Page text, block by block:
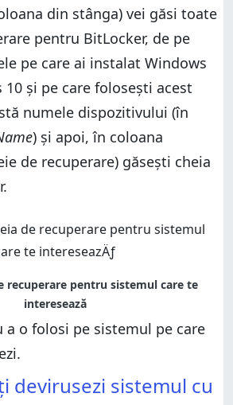
din stânga) vei găsi toate
pentru BitLocker, de pe
pe care ai instalat Windows
10 și pe care folosești acest
numele dispozitivului (în
) și apoi, în coloana
de recuperare) găsești cheia
a o folosi pe sistemul pe care
devirusezi sistemul cu